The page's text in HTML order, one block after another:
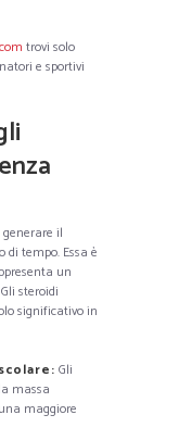
trovi solo
e sportivi
il
tempo. Essa è
un
steroidi
significativo in
Gli
massa
maggiore